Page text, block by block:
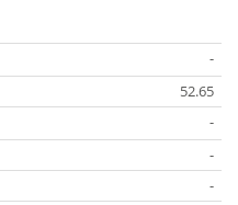
-
52.65
-
-
-